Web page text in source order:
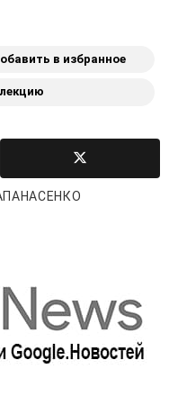
в избранное